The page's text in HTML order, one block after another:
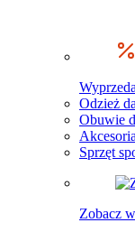
Odzież
Obuwie
Sprzęt
Zobacz